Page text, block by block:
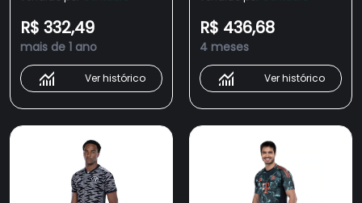
R$ 332,49
mais de 1 ano
Ver histórico
R$ 436,68
4 meses
Ver histórico